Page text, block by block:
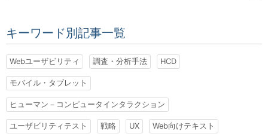
キーワード別記事一覧
Webユーザビリティ 調査・分析手法 HCD
モバイル・タブレット
ヒューマン－コンピュータインタラクション
ユーザビリティテスト 戦略 UX Web向けテキスト